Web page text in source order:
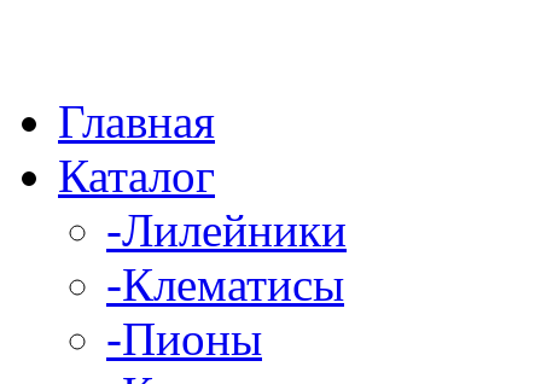
Главная
Каталог
-Лилейники
-Клематисы
-Пионы